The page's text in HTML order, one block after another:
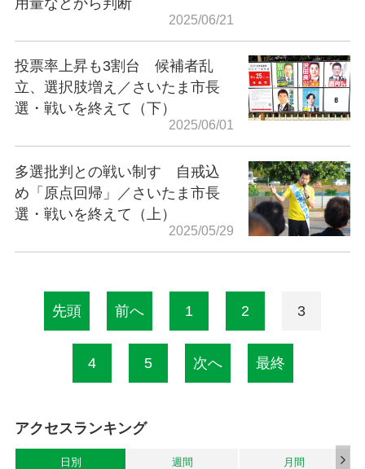
2025/06/21
投票率上昇も3割台 候補者乱
立、選択肢増え／さいたま市長
選・戦いを終えて（下）
2025/06/01
多選批判との戦い制す 自戒込
め「原点回帰」／さいたま市長
選・戦いを終えて（上）
2025/05/29
先頭 前へ 1 2 3
4 5 次へ 最終
アクセスランキング
日別 週間 月間